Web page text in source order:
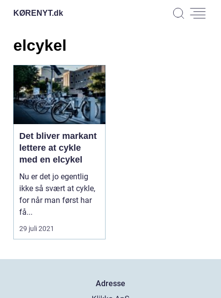
KØRENYT.dk
elcykel
Det bliver markant
lettere at cykle
med en elcykel
Nu er det jo egentlig
ikke så svært at cykle,
for når man først har
få...
29 juli 2021
Adresse